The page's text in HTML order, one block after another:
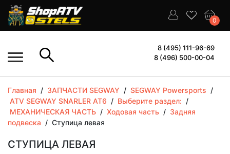
0
8 (495) 111-96-69
8 (496) 500-00-04
Главная / ЗАПЧАСТИ SEGWAY / SEGWAY Powersports /
ATV SEGWAY SNARLER AT6 / Выберите раздел: /
МЕХАНИЧЕСКАЯ ЧАСТЬ / Ходовая часть / Задняя
подвеска / Ступица левая
СТУПИЦА ЛЕВАЯ